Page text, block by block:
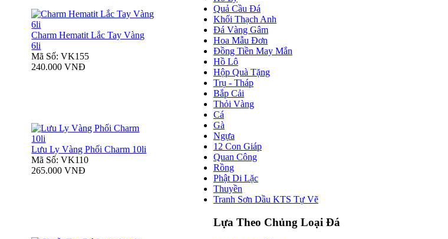
Charm Hematit Lắc Tay Vàng
6li
Mã Số: VK155
240.000 VNĐ
Lưu Ly Vàng Phối Charm 10li
Mã Số: VK110
265.000 VNĐ
Quả Cầu Đá
Khối Thạch Anh
Đá Vàng Gâm
Hoa Mẫu Đơn
Đồng Tiền May Mắn
Hồ Lô
Hộp Quà Tặng
Trụ - Tháp
Bắp Cải
Thỏi Vàng
Cá
Gà
Ngựa
12 Con Giáp
Quan Công
Rồng
Phật Di Lặc
Thuyền
Tranh Sơn Dầu KTS Tự Vẽ
Lựa Theo Chủng Loại Đá